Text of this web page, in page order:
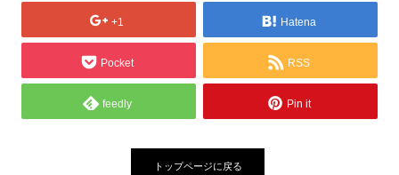
+1 Hatena
Pocket RSS
feedly Pin it
トップページに戻る